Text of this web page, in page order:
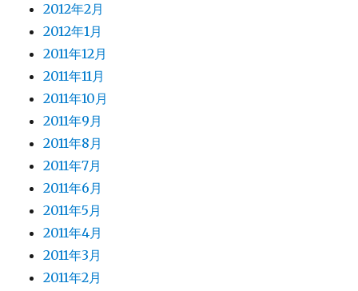
2012年2月
2012年1月
2011年12月
2011年11月
2011年10月
2011年9月
2011年8月
2011年7月
2011年6月
2011年5月
2011年4月
2011年3月
2011年2月